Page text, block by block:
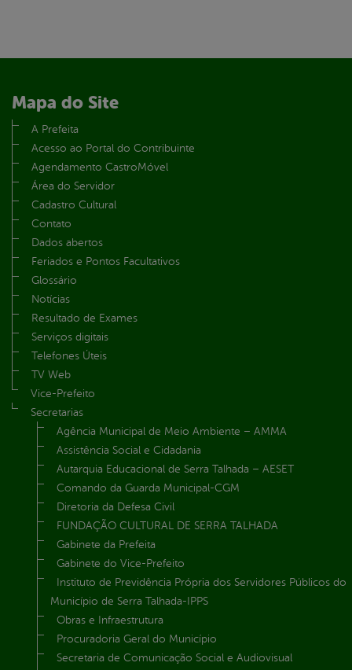
Mapa do Site
A Prefeita
Acesso ao Portal do Contribuinte
Agendamento CastroMóvel
Área do Servidor
Cadastro Cultural
Contato
Dados abertos
Feriados e Pontos Facultativos
Glossário
Notícias
Resultado de Exames
Serviços digitais
Telefones Úteis
TV Web
Vice-Prefeito
Secretarias
Agência Municipal de Meio Ambiente – AMMA
Assistência Social e Cidadania
Autarquia Educacional de Serra Talhada – AESET
Comando da Guarda Municipal-CGM
Diretoria da Defesa Civil
FUNDAÇÃO CULTURAL DE SERRA TALHADA
Gabinete da Prefeita
Gabinete do Vice-Prefeito
Instituto de Previdência Própria dos Servidores Públicos do
Município de Serra Talhada-IPPS
Obras e Infraestrutura
Procuradoria Geral do Município
Secretaria de Comunicação Social e Audiovisual